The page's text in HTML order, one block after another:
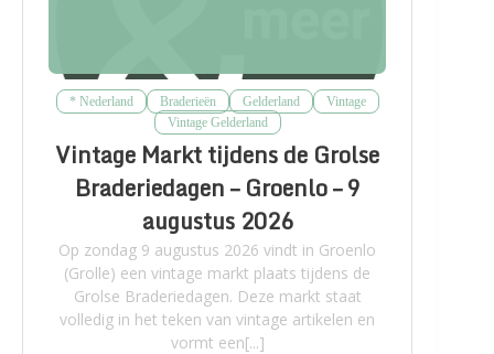
* Nederland Braderieën Gelderland
Vintage
Vintage Gelderland
Vintage Markt tijdens de Grolse
Braderiedagen – Groenlo – 9
augustus 2026
Op zondag 9 augustus 2026 vindt in Groenlo
(Grolle) een vintage markt plaats tijdens de
Grolse Braderiedagen. Deze markt staat
volledig in het teken van vintage artikelen en
vormt een[...]